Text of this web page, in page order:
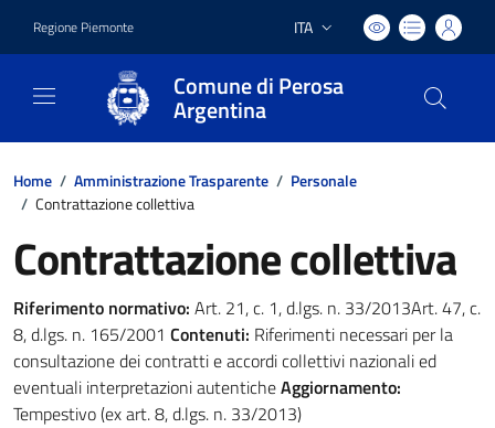
Regione Piemonte Lingua attiva:
ITA
Comune di Perosa
Argentina
Home / Amministrazione Trasparente / Personale
/ Contrattazione collettiva
Contrattazione collettiva
Riferimento normativo: Art. 21, c. 1, d.lgs. n. 33/2013Art. 47, c.
8, d.lgs. n. 165/2001 Contenuti: Riferimenti necessari per la
consultazione dei contratti e accordi collettivi nazionali ed
eventuali interpretazioni autenticheAggiornamento:
Tempestivo (ex art. 8, d.lgs. n. 33/2013)